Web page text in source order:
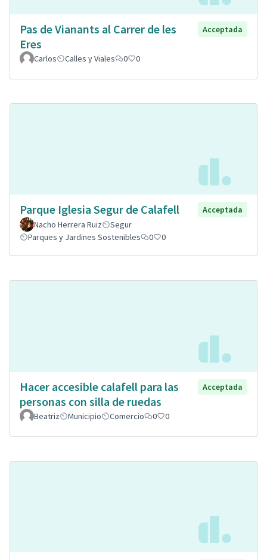
Pas de Vianants al Carrer de les
Eres
Acceptada
Carlos Calles y Viales 0 0
Parque Iglesia Segur de Calafell
Acceptada
Nacho Herrera Ruiz
Segur
Parques y Jardines Sostenibles
0 0
Hacer accesible calafell para las
personas con silla de ruedas
Acceptada
Beatriz Municipio Comercio 0 0